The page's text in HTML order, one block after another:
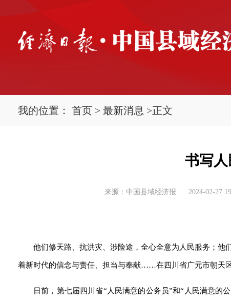
我的位置： 首页 > 最新消息 >正文
书写
来源：中国县域经济报 2024-02-27
他们修天路、抗洪灾、涉险途，全心全意为人民服务；
着新时代的信念与责任、担当与奉献……在四川省广元市朝天
日前，第七届四川省“人民满意的公务员”和“人民满意的